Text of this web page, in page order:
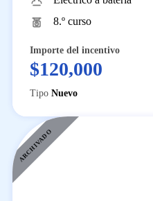
8.º curso
Importe del incentivo
$120,000
Tipo Nuevo
ARCHIVADO